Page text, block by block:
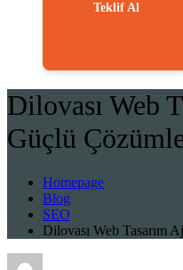
Teklif Al
Dilovası Web
Güçlü
Homepage
Blog
SEO
Dilovası Web Tasarım